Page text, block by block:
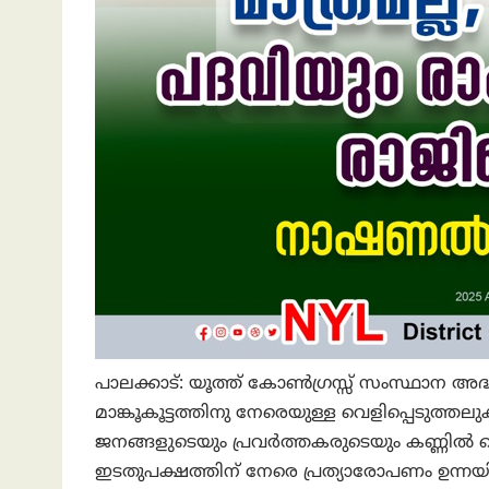
പാലക്കാട്: യൂത്ത് കോൺഗ്രസ്സ് സംസ്ഥാന
മാങ്കൂകൂട്ടത്തിനു നേരെയുള്ള
ജനങ്ങളുടെയും പ്രവർത്തകരുടെയും കണ്ണിൽ
ഇടതുപക്ഷത്തിന് നേരെ പ്രത്യാരോപണം